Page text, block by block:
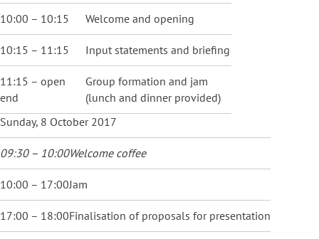
10:00 – 10:15 Welcome and opening
10:15 – 11:15 Input statements and briefing
11:15 – open
end
Group formation and jam
(lunch and dinner provided)
Sunday, 8 October 2017
09:30 – 10:00Welcome coffee
10:00 – 17:00Jam
17:00 – 18:00Finalisation of proposals for presentation